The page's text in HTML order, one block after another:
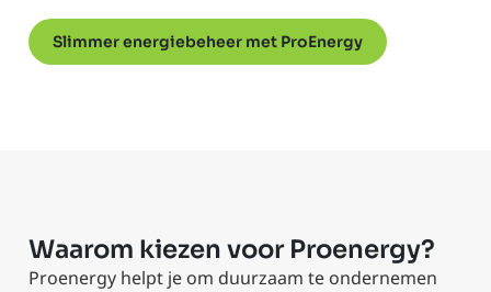
Slimmer energiebeheer met ProEnergy
Waarom kiezen voor Proenergy?
Proenergy helpt je om duurzaam te ondernemen